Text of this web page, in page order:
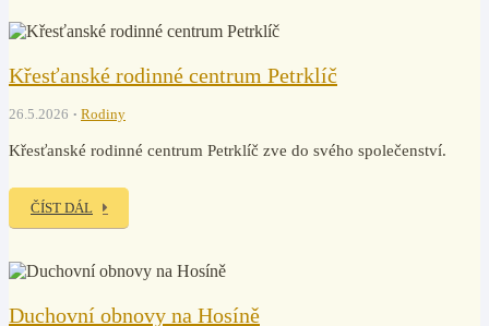
Křesťanské rodinné centrum Petrklíč
26.5.2026 Rodiny
Křesťanské rodinné centrum Petrklíč zve do svého společenství.
ČÍST DÁL
Duchovní obnovy na Hosíně